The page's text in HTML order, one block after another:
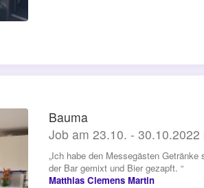
Bauma
Job am 23.10. -
„Ich habe den Messegästen
der Bar gemixt und Bier gezapft. “
Matthias Clemens Martin